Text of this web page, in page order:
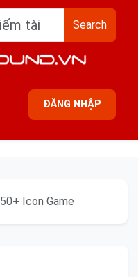
Search
ĐĂNG NHẬP
50+ Icon Game